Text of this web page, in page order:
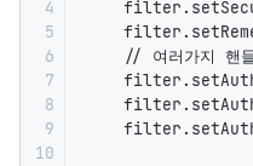
4
5
6
7
8
9
10
// 여러가지 핸